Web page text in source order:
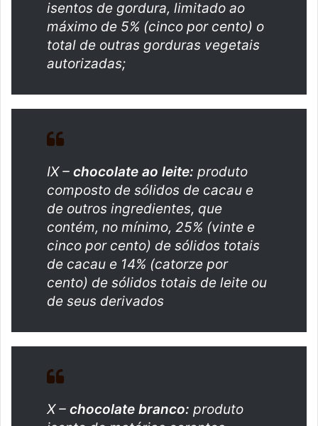
isentos de gordura, limitado ao
máximo de 5% (cinco por cento) o
total de outras gorduras vegetais
autorizadas;
IX – chocolate ao leite: produto
composto de sólidos de cacau e
de outros ingredientes, que
contém, no mínimo, 25% (vinte e
cinco por cento) de sólidos totais
de cacau e 14% (catorze por
cento) de sólidos totais de leite ou
de seus derivados
X – chocolate branco: produto